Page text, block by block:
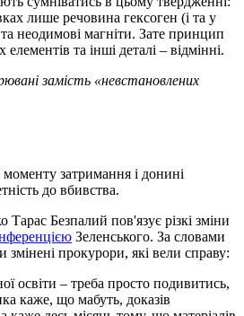
лише речовина гексоген (і та у
та неодимові магніти. Зате принцип
та інші деталі – відмінні.
замість «невстановлених
моменту затримання і донині
до вбивства.
Безпалий пов'язує різкі зміни
Зеленського. За словами
змінені прокурори, які вели справу:
освіти – треба просто подивитись,
каже, що мабуть, доказів